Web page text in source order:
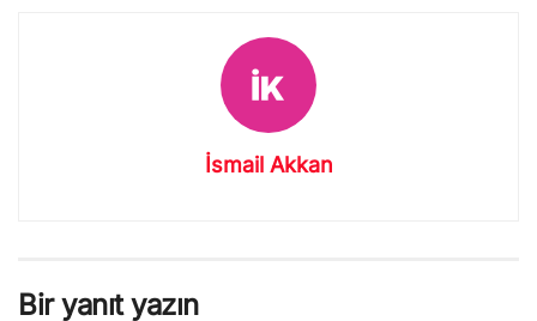
İsmail Akkan
Bir yanıt yazın